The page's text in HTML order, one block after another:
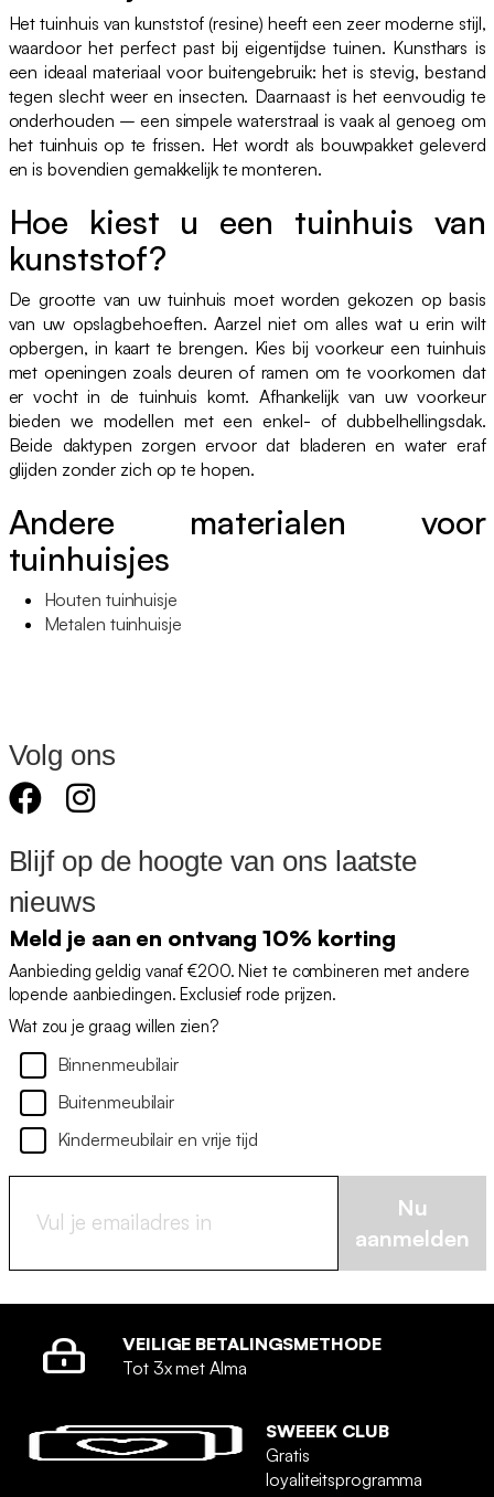
Het tuinhuis van kunststof (resine) heeft een zeer moderne stijl,
waardoor het perfect past bij eigentijdse tuinen. Kunsthars is
een ideaal materiaal voor buitengebruik: het is stevig, bestand
tegen slecht weer en insecten. Daarnaast is het eenvoudig te
onderhouden – een simpele waterstraal is vaak al genoeg om
het tuinhuis op te frissen. Het wordt als bouwpakket geleverd
en is bovendien gemakkelijk te monteren.
Hoe kiest u een tuinhuis van
kunststof?
De grootte van uw tuinhuis moet worden gekozen op basis
van uw opslagbehoeften. Aarzel niet om alles wat u erin wilt
opbergen, in kaart te brengen. Kies bij voorkeur een tuinhuis
met openingen zoals deuren of ramen om te voorkomen dat
er vocht in de tuinhuis komt. Afhankelijk van uw voorkeur
bieden we modellen met een enkel- of dubbelhellingsdak.
Beide daktypen zorgen ervoor dat bladeren en water eraf
glijden zonder zich op te hopen.
Andere materialen voor
tuinhuisjes
Houten tuinhuisje
Metalen tuinhuisje
Volg ons
Blijf op de hoogte van ons laatste
nieuws
Meld je aan en ontvang 10% korting
Aanbieding geldig vanaf €200. Niet te combineren met andere
lopende aanbiedingen. Exclusief rode prijzen.
Wat zou je graag willen zien?
Binnenmeubilair
Buitenmeubilair
Kindermeubilair en vrije tijd
Nu
aanmelden
VEILIGE BETALINGSMETHODE
Tot 3x met Alma
SWEEEK CLUB
Gratis
loyaliteitsprogramma